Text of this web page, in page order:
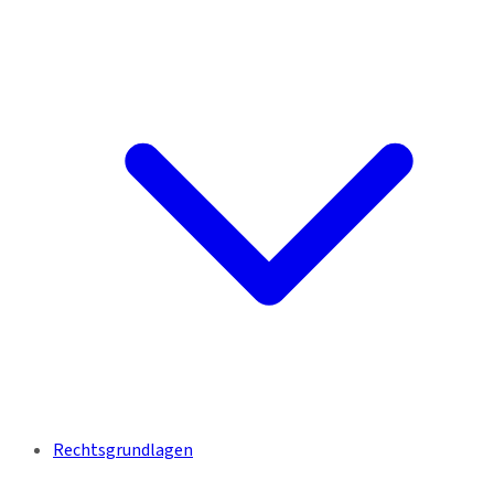
Rechtsgrundlagen